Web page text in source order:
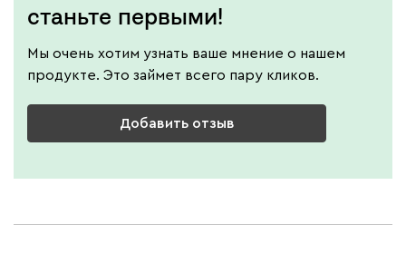
станьте первыми!
Мы очень хотим узнать ваше мнение о нашем
продукте. Это займет всего пару кликов.
Добавить отзыв